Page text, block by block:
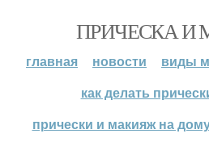
ПРИЧЕСКА И
главная новости
виды
как делать
прически и макияж на